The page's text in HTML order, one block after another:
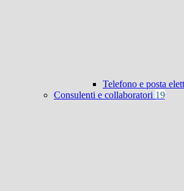
Telefono e posta
Consulenti e collaboratori 19